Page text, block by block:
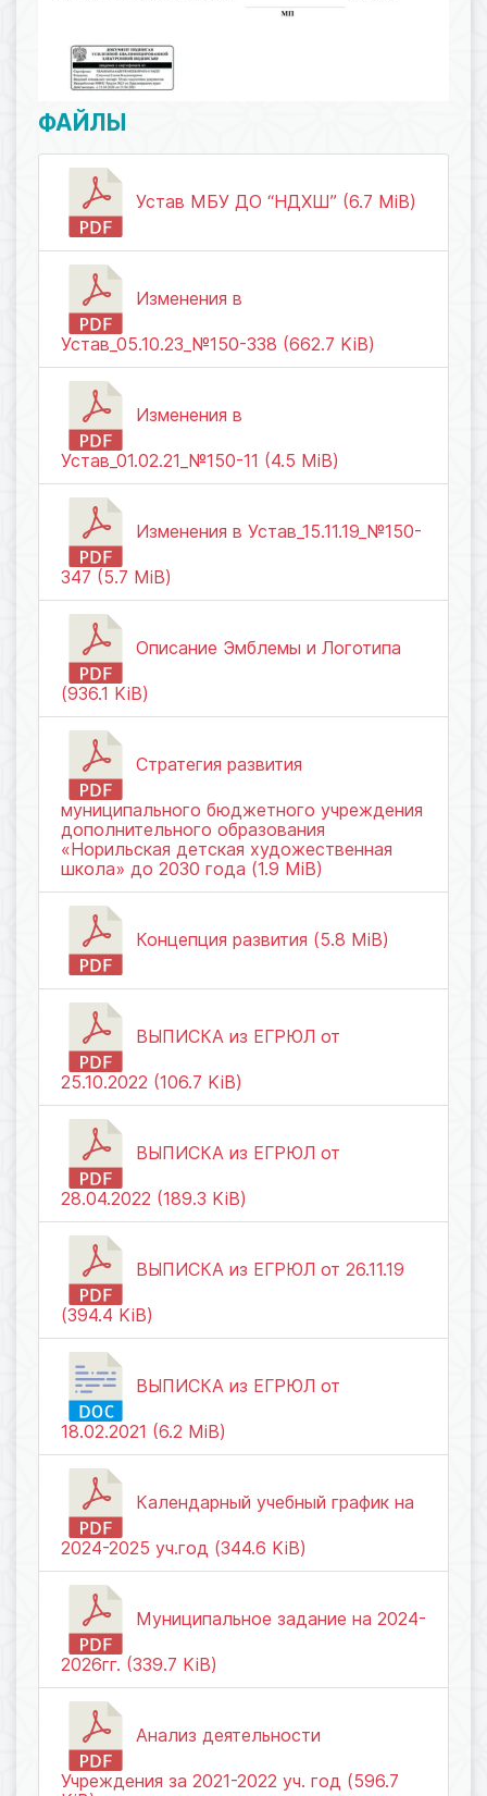
ФАЙЛЫ
Устав МБУ ДО “НДХШ” (6.7 MiB)
Изменения в
Устав_05.10.23_№150-338 (662.7 KiB)
Изменения в
Устав_01.02.21_№150-11 (4.5 MiB)
Изменения в Устав_15.11.19_№150-
347 (5.7 MiB)
Описание Эмблемы и Логотипа
(936.1 KiB)
Стратегия развития
муниципального бюджетного учреждения
дополнительного образования
«Норильская детская художественная
школа» до 2030 года (1.9 MiB)
Концепция развития (5.8 MiB)
ВЫПИСКА из ЕГРЮЛ от
25.10.2022 (106.7 KiB)
ВЫПИСКА из ЕГРЮЛ от
28.04.2022 (189.3 KiB)
ВЫПИСКА из ЕГРЮЛ от 26.11.19
(394.4 KiB)
ВЫПИСКА из ЕГРЮЛ от
18.02.2021 (6.2 MiB)
Календарный учебный график на
2024-2025 уч.год (344.6 KiB)
Муниципальное задание на 2024-
2026гг. (339.7 KiB)
Анализ деятельности
Учреждения за 2021-2022 уч. год (596.7